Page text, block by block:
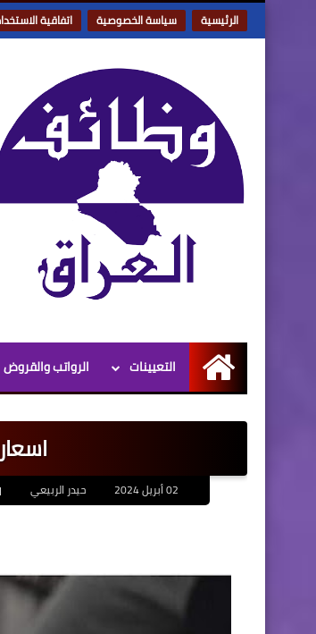
الرئيسية سياسة الخصوصية اتفاقية
الرئيسية
التعيينات الرواتب والقروض
حيدر الربيعي